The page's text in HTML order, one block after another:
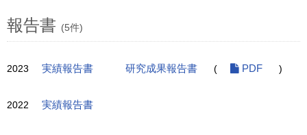
報告書 (5件)
2023 実績報告書 研究成果報告書 ( PDF )
2022 実績報告書